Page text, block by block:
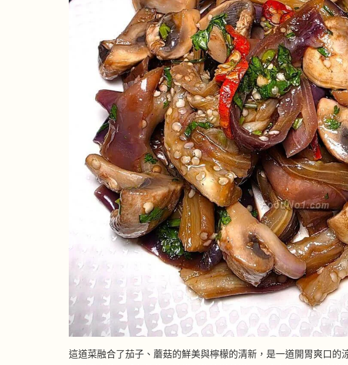
這道菜融合了茄子、蘑菇的鮮美與檸檬的清新，是一道開胃爽口的